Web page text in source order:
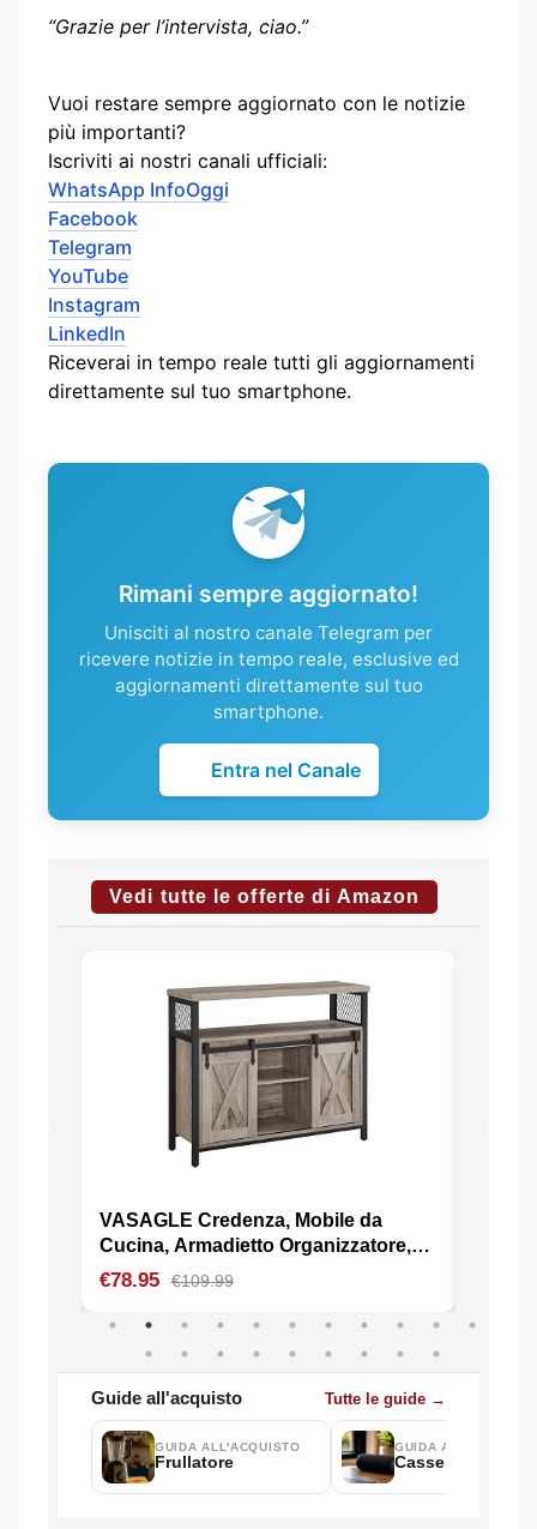
“Grazie per l’intervista, ciao.”
Vuoi restare sempre aggiornato con le notizie
più importanti?
Iscriviti ai nostri canali ufficiali:
WhatsApp InfoOggi
Facebook
Telegram
YouTube
Instagram
LinkedIn
Riceverai in tempo reale tutti gli aggiornamenti
direttamente sul tuo smartphone.
Rimani sempre aggiornato!
Unisciti al nostro canale Telegram per
ricevere notizie in tempo reale, esclusive ed
aggiornamenti direttamente sul tuo
smartphone.
Entra nel Canale